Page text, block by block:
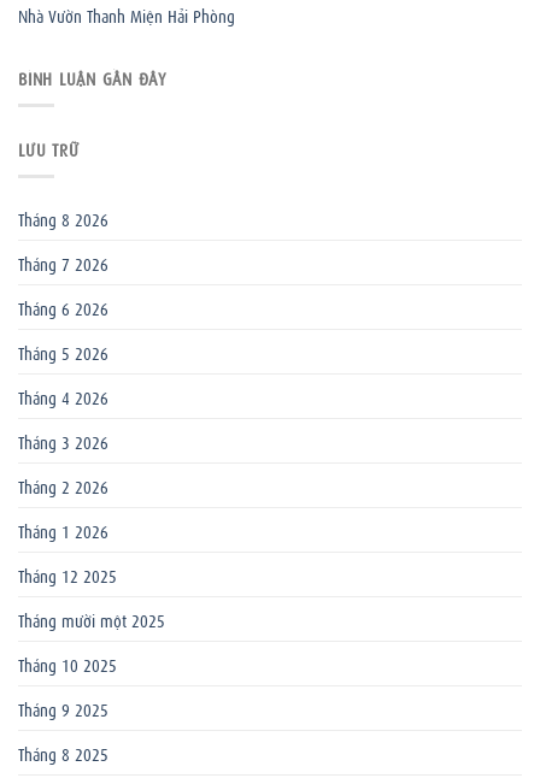
Nhà Vườn Thanh Miện Hải Phòng
BÌNH LUẬN GẦN ĐÂY
LƯU TRỮ
Tháng 8 2026
Tháng 7 2026
Tháng 6 2026
Tháng 5 2026
Tháng 4 2026
Tháng 3 2026
Tháng 2 2026
Tháng 1 2026
Tháng 12 2025
Tháng mười một 2025
Tháng 10 2025
Tháng 9 2025
Tháng 8 2025